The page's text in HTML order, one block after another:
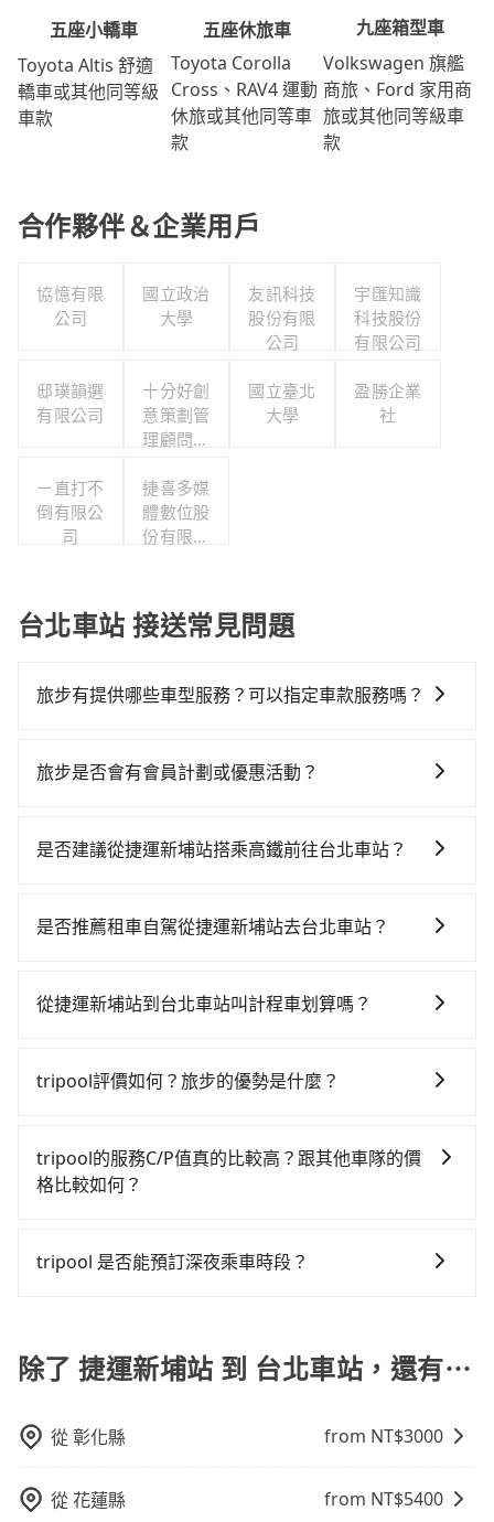
五座小轎車
Toyota Altis 舒適
轎車或其他同等級
車款
五座休旅車
Toyota Corolla
Cross、RAV4 運動
休旅或其他同等車
款
九座箱型車
Volkswagen 旗艦
商旅、Ford 家用商
旅或其他同等級車
款
合作夥伴＆企業用戶
協憶有限
公司
國立政治
大學
友訊科技
股份有限
公司
宇匯知識
科技股份
有限公司
邸璞韻選
有限公司
十分好創
意策劃管
理顧問股
司
國立臺北
大學
盈勝企業
社
ㄧ直打不
倒有限公
司
捷喜多媒
體數位股
份有限公
台北車站 接送常見問題
旅步有提供哪些車型服務？可以指定車款服務嗎？
指定車款服務的需求，可以先將您的需先提供旅步，會
旅步是否會有會員計劃或優惠活動？
最新資訊。
是否建議從捷運新埔站搭乘高鐵前往台北車站？
時、轉車麻煩！從最早07:02一直到23:52，板橋-台北一
買高鐵票、通過閘口、並在月台上等待列車的到來，大
站。全程加上轉車時間共43分鐘，假設3位同行，高鐵加
鐘。雖然搭乘高鐵單人車費比預約專車省錢，但卻須額
外耗費25分鐘在交通時間上，所以如果你是一秒鐘幾十
更多，預約tripool所平均攤提下來的每人價格價格還會
是否推薦租車自駕從捷運新埔站去台北車站？
對的時間彈性，在北北基桃竹有提供甲地乙還的iRent應
里再額外加收$3.2，從捷運新埔站到台北車站的花費預
需自付。再者，和運的iRent只提供最基本的車型，如
Toyota Yaris、Prius C、Vios這類乘坐體驗較差的車
開車門才發現仍有上一組乘客遺留的垃圾或者撞凹的車
對於急著用車或者要載其他乘客的人來說就有不小的風
還是有其區域的限制，實際可停靠的地點與你的上下車
地點仍有段距離，在遇到下雨天或者載行李時，就顯得
從捷運新埔站到台北車站叫計程車划算嗎？
灣大車隊、Uber、Line Taxi、Yoxi等，如果在路邊攔不
照里程跳錶計算，價格約為240~290元間。雖然捷運新
埔站到台北車站的跳表小黃可能較為便宜，但仍有臨時
先預約且品質穩定的tripool，可能更適合你。
tripool評價如何？旅步的優勢是什麼？
定及可靠的，大多數的使用者都給予了高分評價。此
外，tripool司機專業的駕駛和親切服務態度也獲得了許
您的旅程能更有彈性及保障。
tripool的服務C/P值真的比較高？跟其他車隊的價
格比較如何？
市場上稍具規模且合法經營的業者，有以短程與城市為
單程接送與跨縣市計時包車，不論從哪邊去哪裡（當然
也包括捷運新埔站去台北車站），全台保證出車。由於
務，是絕大多數乘客出行的最佳選擇。
tripool 是否能預訂深夜乘車時段？
除了 捷運新埔站 到 台北車站，還有⋯
從彰化縣 from NT$3000
從花蓮縣 from NT$5400